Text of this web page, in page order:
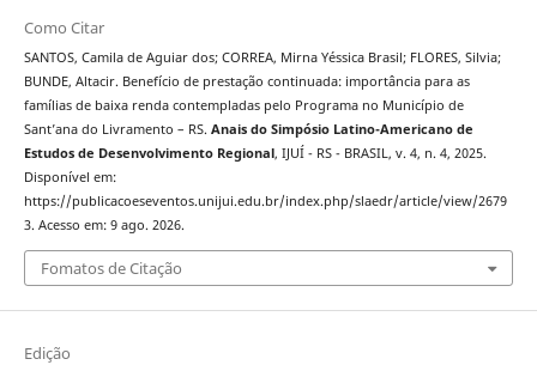
Como Citar
SANTOS, Camila de Aguiar dos; CORREA, Mirna Yéssica Brasil; FLORES, Silvia;
BUNDE, Altacir. Benefício de prestação continuada: importância para as
famílias de baixa renda contempladas pelo Programa no Município de
Sant’ana do Livramento – RS. Anais do Simpósio Latino-Americano de
Estudos de Desenvolvimento Regional, IJUÍ - RS - BRASIL, v. 4, n. 4, 2025.
Disponível em:
https://publicacoeseventos.unijui.edu.br/index.php/slaedr/article/view/2679
3. Acesso em: 9 ago. 2026.
Fomatos de Citação
Edição